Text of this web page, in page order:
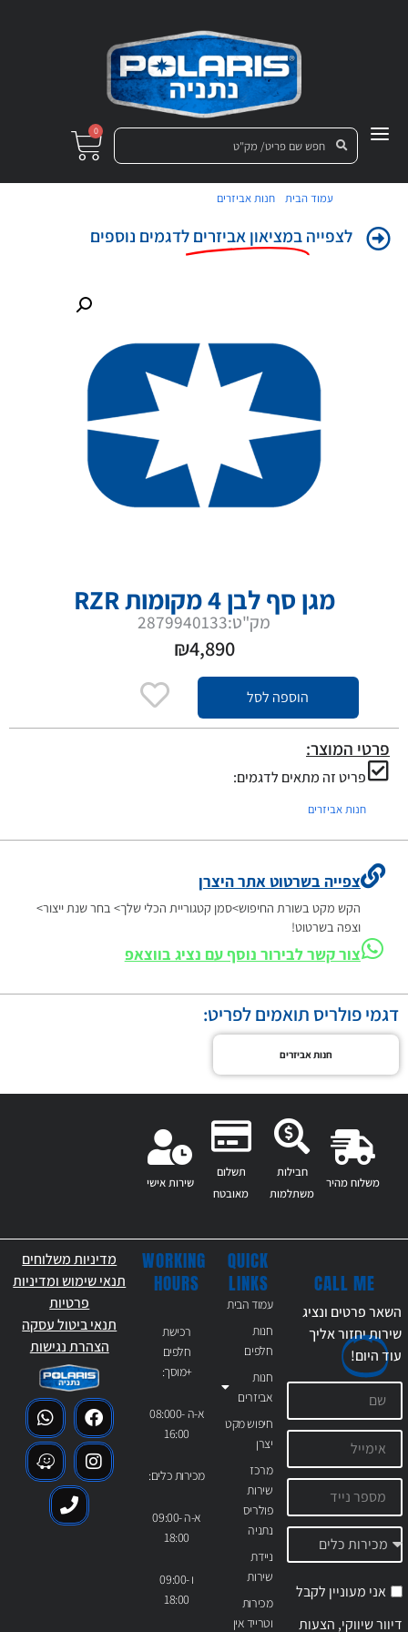
0
עמוד הבית /חנות אביזרים
לצפייהבמציאון אביזרים לדגמים נוספים
מגן סף לבן 4 מקומות RZR
מק"ט:2879940133
₪4,890
הוספה לסל
פרטי המוצר:
פריט זה מתאים לדגמים:
חנות אביזרים
צפייה בשרטוט אתר היצרן
הקש מקט בשורת החיפוש>סמן קטגוריית הכלי שלך> בחר שנת ייצור>
וצפה בשרטוט!
צור קשר לבירור נוסף עם נציג בווצאפ
דגמי פולריס תואמים לפריט:
חנות אביזרים
משלוח מהיר
חבילות
משתלמות
תשלום
מאובטח
שירות אישי
QUICK
LINKS
עמוד הבית
חנות
חלפים
חנות
אביזרים
חיפוש מקט
יצרן
מרכז
שירות
פולריס
נתניה
ניידת
שירות
מכירות
וטרייד אין
WORKING
HOURS
רכישת
חלפים
+מוסך:
א-ה 08:000-
16:00
מכירות כלים:
א-ה 09:00-
18:00
ו 09:00-
18:00
CALL ME
השאר פרטים ונציג
שירות יחזור אליך
עודהיום!
אני מעוניין לקבל
דיוור שיווקי, הצעות
מדיניות משלוחים
תנאי שימוש ומדיניות
פרטיות
תנאי ביטול עסקה
הצהרת נגישות